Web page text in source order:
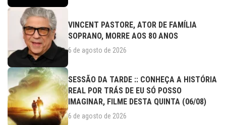
VINCENT PASTORE, ATOR DE FAMÍLIA
SOPRANO, MORRE AOS 80 ANOS
6 de agosto de 2026
SESSÃO DA TARDE :: CONHEÇA A HISTÓRIA
REAL POR TRÁS DE EU SÓ POSSO
IMAGINAR, FILME DESTA QUINTA (06/08)
6 de agosto de 2026